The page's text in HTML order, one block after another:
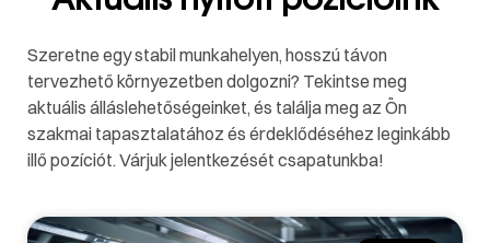
Szeretne egy stabil munkahelyen, hosszú távon
tervezhető környezetben dolgozni? Tekintse meg
aktuális álláslehetőségeinket, és találja meg az Ön
szakmai tapasztalatához és érdeklődéséhez leginkább
illő pozíciót. Várjuk jelentkezését csapatunkba!